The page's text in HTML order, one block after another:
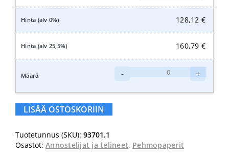
128,12 €
160,79 €
-
sähköinen
+
LISÄÄ OSTOSKORIIN
Tuotetunnus (SKU): 93701.1
Osastot: Annostelijat ja telineet, Pehmopaperit